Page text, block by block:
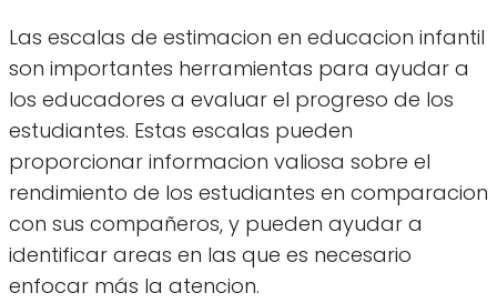
Las escalas de estimacion en educacion infantil
son importantes herramientas para ayudar a
los educadores a evaluar el progreso de los
estudiantes. Estas escalas pueden
proporcionar informacion valiosa sobre el
rendimiento de los estudiantes en comparacion
con sus compañeros, y pueden ayudar a
identificar areas en las que es necesario
enfocar más la atencion.